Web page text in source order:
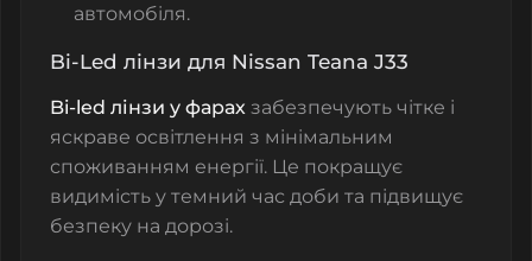
автомобіля.
Bi-Led лінзи для Nissan Teana J33
Bi-led лінзи у фарах забезпечують чітке і
яскраве освітлення з мінімальним
споживанням енергії. Це покращує
видимість у темний час доби та підвищує
безпеку на дорозі.